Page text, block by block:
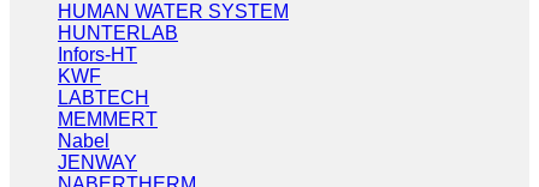
HUMAN WATER SYSTEM
HUNTERLAB
Infors-HT
KWF
LABTECH
MEMMERT
Nabel
JENWAY